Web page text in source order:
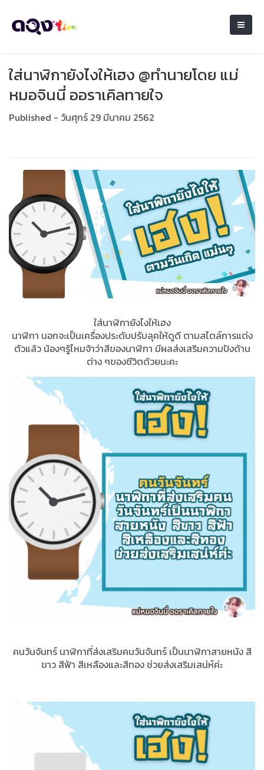
ใส่นาฬิกายังไงให้เฮง @ทำนายโดย แม่
หมอจินนี่ ออราเคิลทายใจ
Published - วันศุกร์ 29 มีนาคม 2562
ใส่นาฬิกายังไงให้เฮง
นาฬิกา นอกจะเป็นเครื่องประดับปรับลุคให้ดูดี ตามสไตล์การแต่ง
ตัวแล้ว น้องๆรู้ไหมจ้าว่าสีของนาฬิกา มีผลส่งเสริมความปังด้าน
ต่าง ๆของชีวิตด้วยนะคะ
คนวันจันทร์ นาฬิกาที่ส่งเสริมคนวันจันทร์ เป็นนาฬิกาสายหนัง สี
ขาว สีฟ้า สีเหลืองและสีทอง ช่วยส่งเสริมเสน่ห์ค่ะ